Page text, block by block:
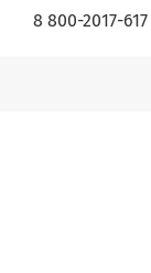
8 800-2017-